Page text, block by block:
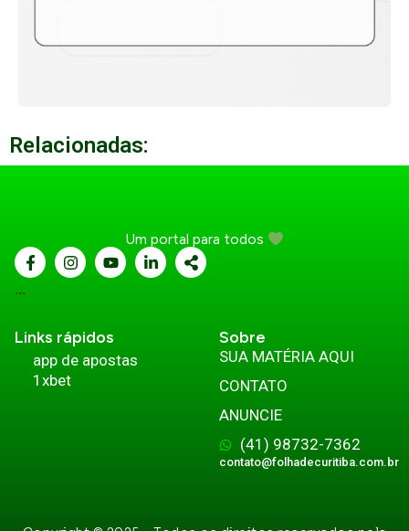
Relacionadas:
Um portal para todos
...
Links rápidos
app de apostas
1xbet
Sobre
SUA MATÉRIA AQUI
CONTATO
ANUNCIE
(41) 98732-7362
contato@folhadecuritiba.com.br